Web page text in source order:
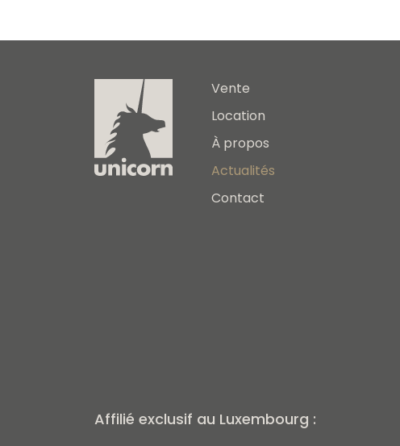
Vente
Location
À propos
Actualités
Contact
Affilié exclusif au Luxembourg :